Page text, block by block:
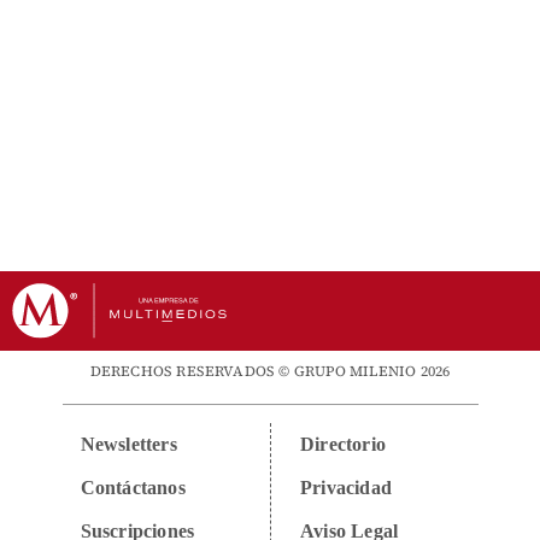
DERECHOS RESERVADOS © GRUPO MILENIO 2026
Newsletters
Contáctanos
Suscripciones
Directorio
Privacidad
Aviso Legal